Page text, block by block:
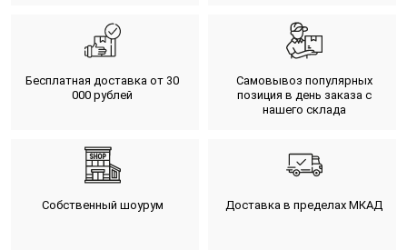
Бесплатная доставка от 30
000 рублей
Самовывоз популярных
позиция в день заказа с
нашего склада
Собственный шоурум Доставка в пределах МКАД